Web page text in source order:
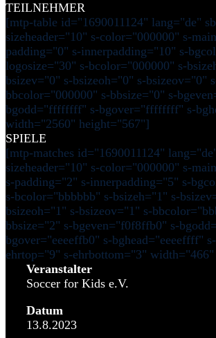
TEILNEHMER
[mtp-table id="1690011124" lang="de"
sizeheader="10" s-color="000000" s-
padding="0" s-innerpadding="10" s-
logosize="30" s-bcolor="000000" s-
bsizev="0" s-bsizeoh="0" s-bsizeov="0"
bbcolor="000000" s-bbsize="0" s-
bgodd="ffffffff" s-bgover="ffffffff" s-
width="2560" height="567"]
SPIELE
[mtp-matches id="1690011124"
sizeheader="10" s-color="000000" s-
s-padding="2" s-innerpadding="5" s-
s-bcolor="bbbbbb" s-bsizeh="1" s-
bsizeoh="1" s-bsizeov="1" s-
bbsize="2" s-bgeven="f0f8ffb0" s-
bgover="eeeeffb0" s-bghead="eeeeffff"
ehrtop="9" s-ehrbottom="3"
Veranstalter
Soccer for Kids e.V.
Datum
13.8.2023